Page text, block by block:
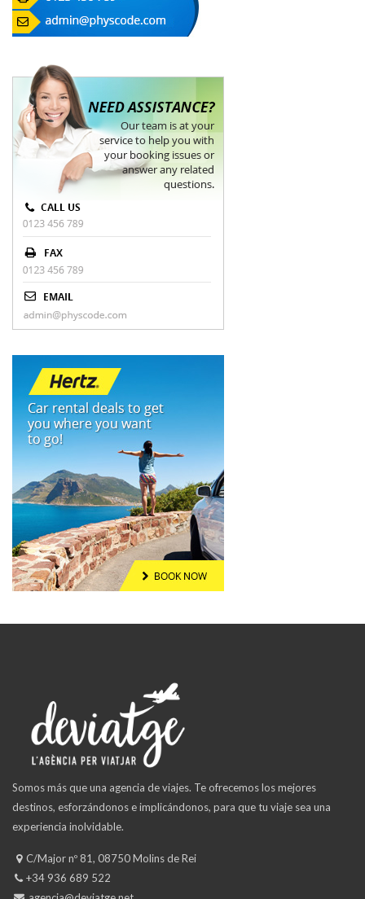
Somos más que una agencia de viajes. Te ofrecemos los mejores
destinos, esforzándonos e implicándonos, para que tu viaje sea una
experiencia inolvidable.
C/Major nº 81, 08750 Molins de Rei
+34 936 689 522